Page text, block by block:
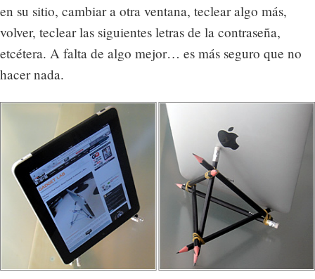
en su sitio, cambiar a otra ventana, teclear algo más,
volver, teclear las siguientes letras de la contraseña,
etcétera. A falta de algo mejor… es más seguro que no
hacer nada.